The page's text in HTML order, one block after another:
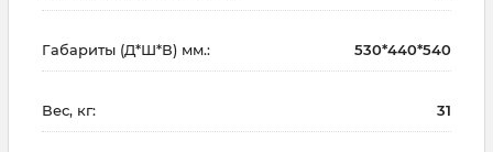
Габариты (Д*Ш*В) мм.: 530*440*540
Вес, кг: 31